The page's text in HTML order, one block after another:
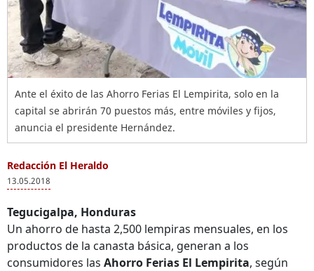
Ante el éxito de las Ahorro Ferias El Lempirita, solo en la
capital se abrirán 70 puestos más, entre móviles y fijos,
anuncia el presidente Hernández.
Redacción El Heraldo
13.05.2018
Tegucigalpa, Honduras
Un ahorro de hasta 2,500 lempiras mensuales, en los
productos de la canasta básica, generan a los
consumidores las Ahorro Ferias El Lempirita, según